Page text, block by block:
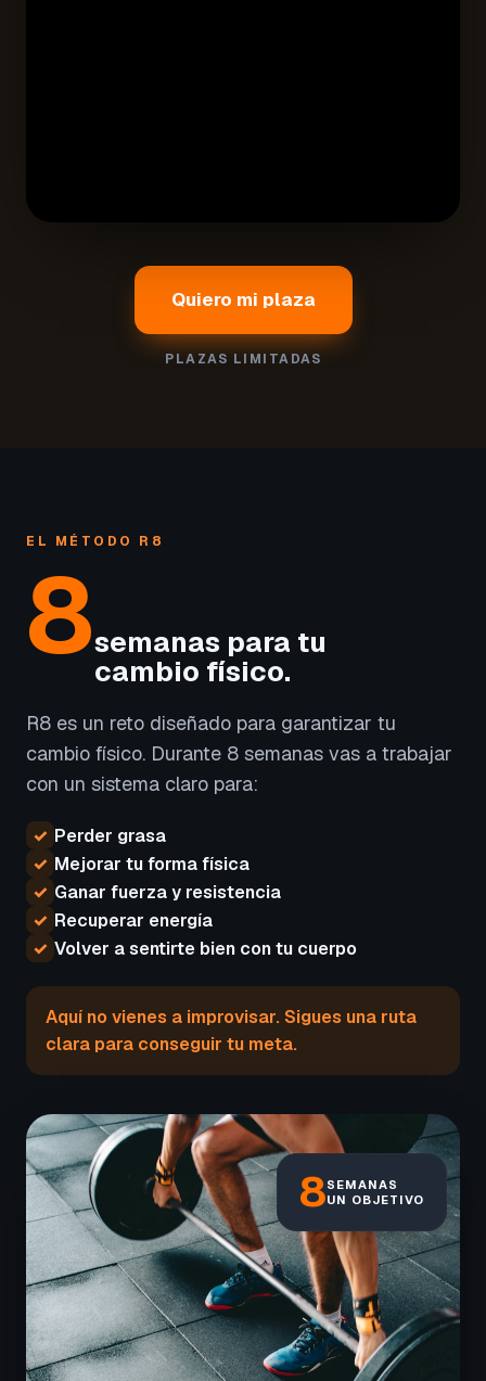
Quiero mi plaza
PLAZAS LIMITADAS
EL MÉTODO R8
8semanas para tu
cambio físico.
R8 es un reto diseñado para garantizar tu
cambio físico. Durante 8 semanas vas a trabajar
con un sistema claro para:
✓ Perder grasa
✓ Mejorar tu forma física
✓ Ganar fuerza y resistencia
✓ Recuperar energía
✓ Volver a sentirte bien con tu cuerpo
Aquí no vienes a improvisar. Sigues una ruta
clara para conseguir tu meta.
8SEMANAS
UN OBJETIVO